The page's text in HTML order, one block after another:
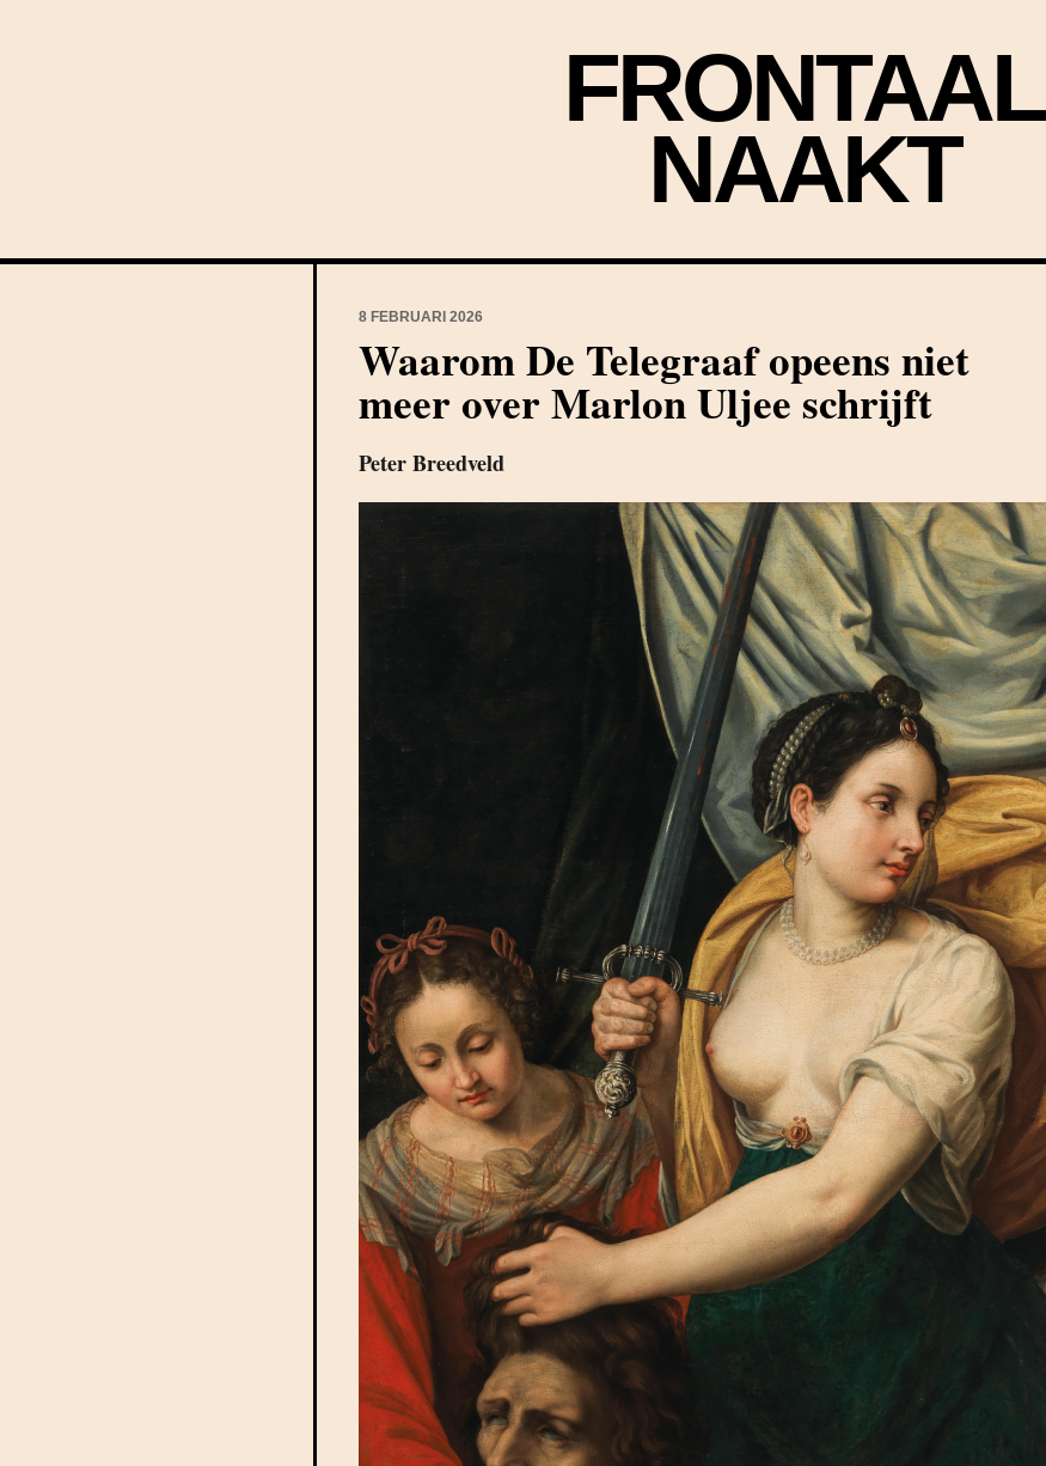
FRONTAAL
NAAKT
8 FEBRUARI 2026
Waarom De Telegraaf opeens niet
meer over Marlon Uljee schrijft
Peter Breedveld